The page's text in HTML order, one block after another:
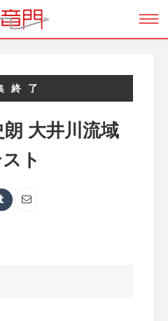
終了
大井川流域
ト